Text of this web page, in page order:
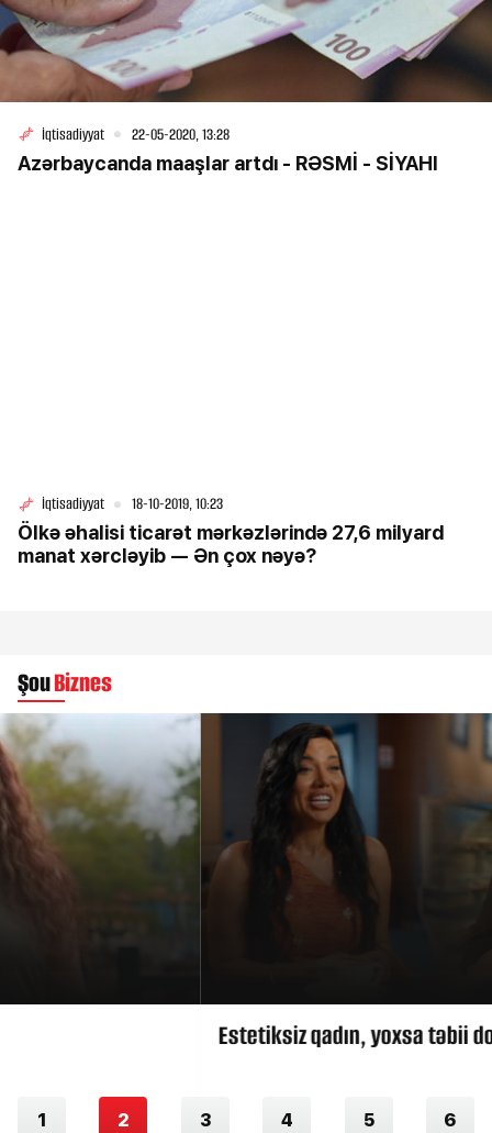
İqtisadiyyat 22-05-2020, 13:28
Azərbaycanda maaşlar artdı - RƏSMİ - SİYAHI
İqtisadiyyat 18-10-2019, 10:23
Ölkə əhalisi ticarət mərkəzlərində 27,6 milyard
manat xərcləyib — Ən çox nəyə?
ŞouBiznes
Estetiksiz qadın, yoxsa təbii dondurma?
1 2 3 4 5 6